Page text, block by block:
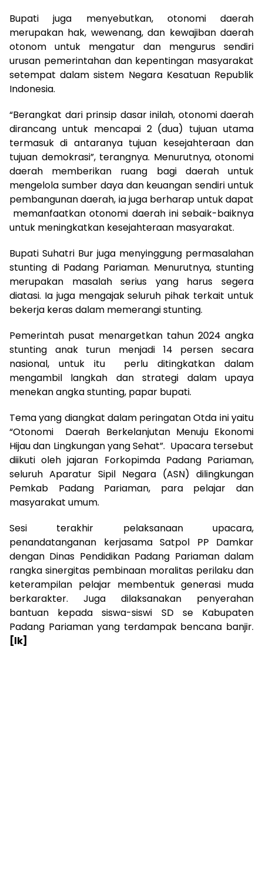
Bupati juga menyebutkan, otonomi daerah
merupakan hak, wewenang, dan kewajiban daerah
otonom untuk mengatur dan mengurus sendiri
urusan pemerintahan dan kepentingan masyarakat
setempat dalam sistem Negara Kesatuan Republik
Indonesia.
“Berangkat dari prinsip dasar inilah, otonomi daerah
dirancang untuk mencapai 2 (dua) tujuan utama
termasuk di antaranya tujuan kesejahteraan dan
tujuan demokrasi”, terangnya. Menurutnya, otonomi
daerah memberikan ruang bagi daerah untuk
mengelola sumber daya dan keuangan sendiri untuk
pembangunan daerah, ia juga berharap untuk dapat
memanfaatkan otonomi daerah ini sebaik-baiknya
untuk meningkatkan kesejahteraan masyarakat.
Bupati Suhatri Bur juga menyinggung permasalahan
stunting di Padang Pariaman. Menurutnya, stunting
merupakan masalah serius yang harus segera
diatasi. Ia juga mengajak seluruh pihak terkait untuk
bekerja keras dalam memerangi stunting.
Pemerintah pusat menargetkan tahun 2024 angka
stunting anak turun menjadi 14 persen secara
nasional, untuk itu perlu ditingkatkan dalam
mengambil langkah dan strategi dalam upaya
menekan angka stunting, papar bupati.
Tema yang diangkat dalam peringatan Otda ini yaitu
“Otonomi Daerah Berkelanjutan Menuju Ekonomi
Hijau dan Lingkungan yang Sehat”. Upacara tersebut
diikuti oleh jajaran Forkopimda Padang Pariaman,
seluruh Aparatur Sipil Negara (ASN) dilingkungan
Pemkab Padang Pariaman, para pelajar dan
masyarakat umum.
Sesi terakhir pelaksanaan upacara,
penandatanganan kerjasama Satpol PP Damkar
dengan Dinas Pendidikan Padang Pariaman dalam
rangka sinergitas pembinaan moralitas perilaku dan
keterampilan pelajar membentuk generasi muda
berkarakter. Juga dilaksanakan penyerahan
bantuan kepada siswa-siswi SD se Kabupaten
Padang Pariaman yang terdampak bencana banjir.
[lk]